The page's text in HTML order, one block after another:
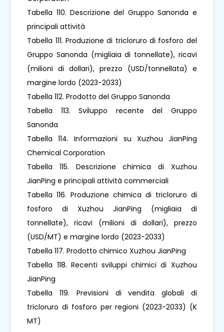
Tabella 110. Descrizione del Gruppo Sanonda e
principali attività
Tabella 111. Produzione di tricloruro di fosforo del
Gruppo Sanonda (migliaia di tonnellate), ricavi
(milioni di dollari), prezzo (USD/tonnellata) e
margine lordo (2023-2033)
Tabella 112. Prodotto del Gruppo Sanonda
Tabella 113. Sviluppo recente del Gruppo
Sanonda
Tabella 114. Informazioni su Xuzhou JianPing
Chemical Corporation
Tabella 115. Descrizione chimica di Xuzhou
JianPing e principali attività commerciali
Tabella 116. Produzione chimica di tricloruro di
fosforo di Xuzhou JianPing (migliaia di
tonnellate), ricavi (milioni di dollari), prezzo
(USD/MT) e margine lordo (2023-2033)
Tabella 117. Prodotto chimico Xuzhou JianPing
Tabella 118. Recenti sviluppi chimici di Xuzhou
JianPing
Tabella 119. Previsioni di vendita globali di
tricloruro di fosforo per regioni (2023-2033) (K
MT)